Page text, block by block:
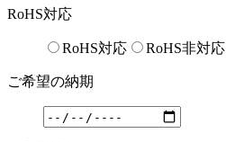
RoHS対応
RoHS対応 RoHS非対応
ご希望の納期